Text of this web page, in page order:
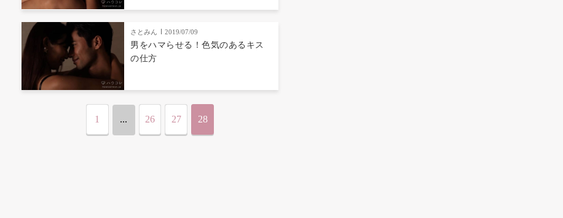
さとみん 2019/07/09
男をハマらせる！色気のあるキス
の仕方
1 ... 26 27 28